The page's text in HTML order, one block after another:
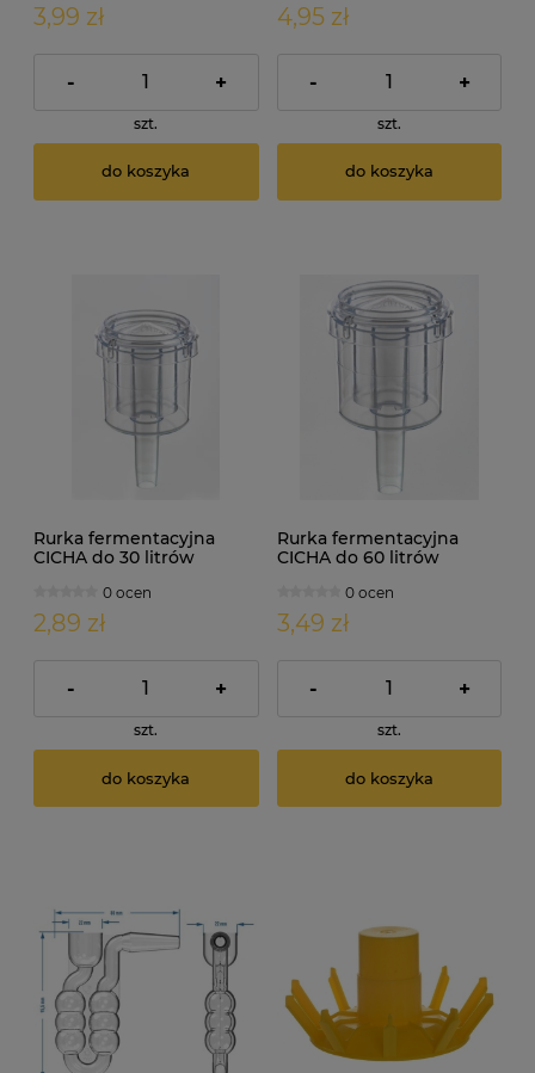
3,99 zł
- +
szt.
do koszyka
4,95 zł
- +
szt.
do koszyka
Rurka fermentacyjna
CICHA do 30 litrów
0 ocen
2,89 zł
- +
szt.
do koszyka
Rurka fermentacyjna
CICHA do 60 litrów
0 ocen
3,49 zł
- +
szt.
do koszyka